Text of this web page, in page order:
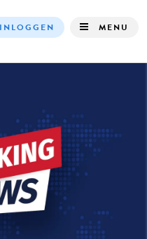
INLOGGEN MENU